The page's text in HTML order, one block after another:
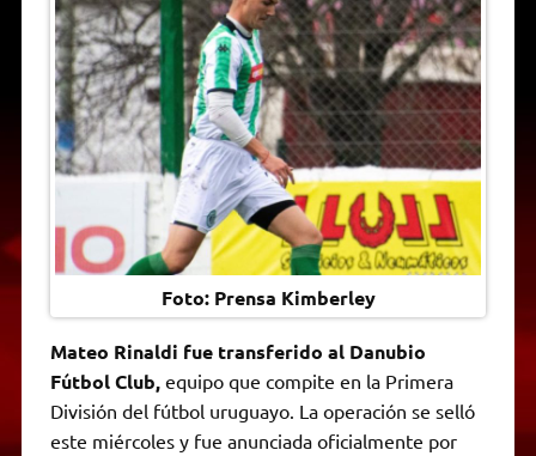
A
p
p
r
a
m
e
r
o
o
k
n
g
e
r
i
n
k
F
r
i
e
n
d
l
y
Foto: Prensa Kimberley
Mateo Rinaldi fue transferido al Danubio
Fútbol Club, equipo que compite en la Primera
División del fútbol uruguayo. La operación se selló
este miércoles y fue anunciada oficialmente por